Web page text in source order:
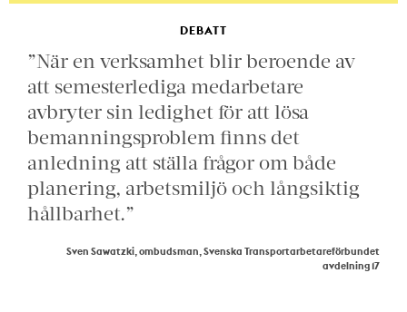
DEBATT
”När en verksamhet blir beroende av
att semesterlediga medarbetare
avbryter sin ledighet för att lösa
bemanningsproblem finns det
anledning att ställa frågor om både
planering, arbetsmiljö och långsiktig
hållbarhet.”
Sven Sawatzki, ombudsman, Svenska Transportarbetareförbundet
avdelning 17